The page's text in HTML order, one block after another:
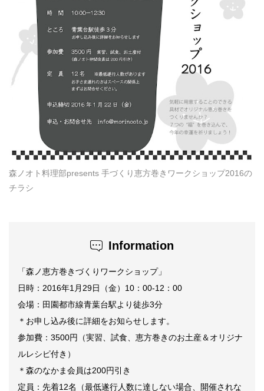
森ノオト料理部presents 手づくり恵方巻きワークショップ2016の
チラシ
Information
「森ノ恵方巻きづくりワークショップ」
日時：2016年1月29日（金）10：00-12：00
会場：田園都市線青葉台駅より徒歩3分
＊お申し込み後に詳細をお知らせします。
参加費：3500円（実習、試食、恵方巻きのお土産＆オリジナ
ルレシピ付き）
＊森のなかま会員は200円引き
定員：先着12名（最低遂行人数に達しない場合、開催されな